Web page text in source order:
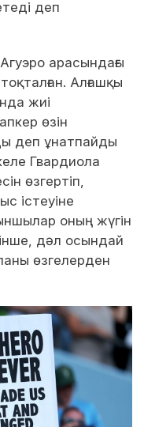
деп
арасындағы
Алғашқы
жиі
өзін
деп ұнатпайды
Гвардиола
өзгертіп,
істеуіне
оның жүгін
дәл осындай
өзгелерден